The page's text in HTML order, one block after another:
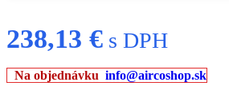
238,13 € s DPH
Na objednávku info@aircoshop.sk